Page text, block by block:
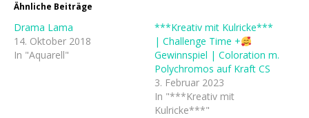
Ähnliche Beiträge
Drama Lama
14. Oktober 2018
In "Aquarell"
***Kreativ mit Kulricke***
| Challenge Time +
Gewinnspiel | Coloration m.
Polychromos auf Kraft CS
3. Februar 2023
In "***Kreativ mit
Kulricke***"